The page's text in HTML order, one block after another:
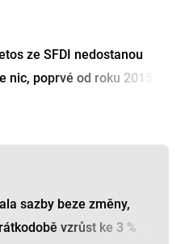
ze SFDI nedostanou
nic, poprvé od roku 2015
sazby beze změny,
vzrůst ke 3 %